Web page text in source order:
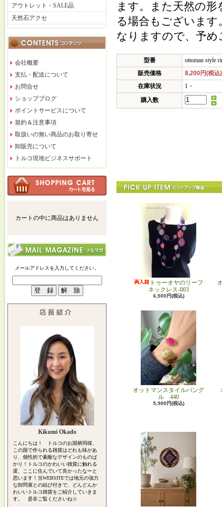
アウトレット・SALE品
天然石アクセ
会社概要
支払・配送について
お問合せ
ショップブログ
ポイントサービスについて
規約＆注意事項
取扱いの無い商品のお取り寄せ
卸販売について
トルコ現地ビジネスサポート
カートの中に商品はありません
メールアドレスを入力してください。
Kikumi Okado
こんにちは！ トルコのお国柄同様、
この国で作られる雑貨はどれも味があ
り、個性的で素敵なデザインのものば
かり！トルコのかわいい雑貨に触れる
度、ここに住んでいて良かったなーと
思います！当WEBSITEでは地元の強力
な卸問屋との結び付きで、どんどんか
わいいトルコ雑貨をご紹介していきま
す。 是非ご覧くださいね☆
ます。また天然の
る場合もございま
なりますので、予
型番
ottoman style
販売価格
8,200円(税込)
在庫状況
1・
購入数
トゥーオヤのリーフ
ネックレス-003
6,500円(税込)
オットマンスタイルバング
ル 440
5,900円(税込)